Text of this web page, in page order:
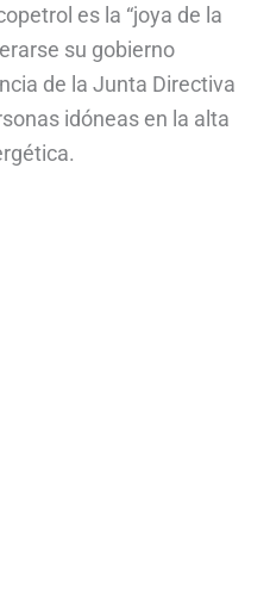
es la “joya de la
su gobierno
de la Junta Directiva
idóneas en la alta